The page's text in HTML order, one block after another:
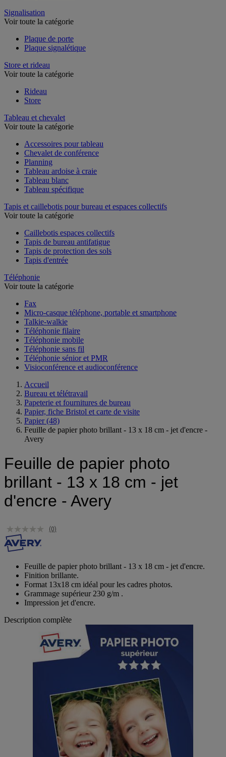
Signalisation
Voir toute la catégorie
Plaque de porte
Plaque signalétique
Store et rideau
Voir toute la catégorie
Rideau
Store
Tableau et chevalet
Voir toute la catégorie
Accessoires pour tableau
Chevalet de conférence
Planning
Tableau ardoise à craie
Tableau blanc
Tableau spécifique
Tapis et caillebotis pour bureau et espaces collectifs
Voir toute la catégorie
Caillebotis espaces collectifs
Tapis de bureau antifatigue
Tapis de protection des sols
Tapis d'entrée
Téléphonie
Voir toute la catégorie
Fax
Micro-casque téléphone, portable et smartphone
Talkie-walkie
Téléphonie filaire
Téléphonie mobile
Téléphonie sans fil
Téléphonie sénior et PMR
Visioconférence et audioconférence
Accueil
Bureau et télétravail
Papeterie et fournitures de bureau
Papier, fiche Bristol et carte de visite
Papier (48)
Feuille de papier photo brillant - 13 x 18 cm - jet d'encre -
Avery
Feuille de papier photo
brillant - 13 x 18 cm - jet
d'encre - Avery
(0)
Feuille de papier photo brillant - 13 x 18 cm - jet d'encre.
Finition brillante.
Format 13x18 cm idéal pour les cadres photos.
Grammage supérieur 230 g/m .
Impression jet d'encre.
Description complète